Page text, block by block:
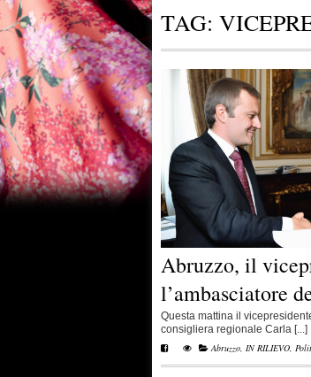
TAG:
Abruzzo, il
l’ambasciatore
Questa mattina il
consigliera regionale Carla [...]
Abruzzo IN RILIEVO